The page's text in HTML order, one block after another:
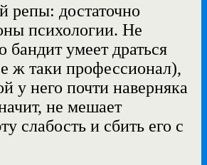
репы: достаточно
психологии. Не
бандит умеет драться
ж таки профессионал),
у него почти наверняка
не мешает
слабость и сбить его с